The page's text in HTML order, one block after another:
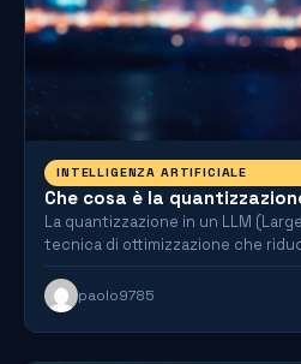
INTELLIGENZA ARTIFICIALE
Che cosa è la
La quantizzazione in un LLM
tecnica di ottimizzazione che
paolo9785